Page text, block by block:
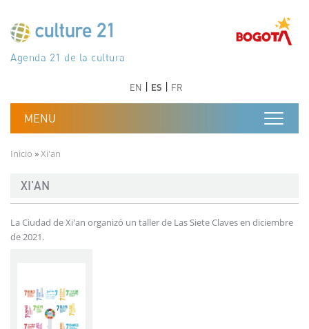
جدول أعمال القرن 21 للثقافة
Програма 21 за културата
Agenda 21 de la cultura
Agjenda 21 për kulturë
Agenda 21 van cultuur
Agenda 21 for culture
Kulturaren Agenda 21
Agenda 21 de la culture
Axenda 21 da cultura
Agenda 21 für Kultur
Agenda 21 della cultura
文化のためのアジェンダ21
دستورکار 21 برای فرهنگ
Agenda 21 dla kultury
Agenda 21 da cultura
Повестка дня 21 для культуры
Agenda 21 za kulturu
Agenda 21 de la cultura
Agenda 21 för kulturen
Kültür için Gündem 21
Порядок денний 21 для культури
EN ES FR
Ruta de navegación
Inicio Xi'an
XI'AN
La Ciudad de Xi'an organizó un taller de Las Siete Claves en diciembre
de 2021.